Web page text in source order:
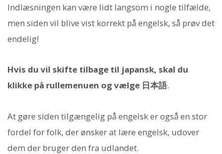
Indlæsningen kan være lidt langsom i nogle tilfælde,
men siden vil blive vist korrekt på engelsk, så prøv det
endelig!
Hvis du vil skifte tilbage til japansk, skal du
klikke på rullemenuen og vælge 日本語.
At gøre siden tilgængelig på engelsk er også en stor
fordel for folk, der ønsker at lære engelsk, udover
dem der bruger den fra udlandet.